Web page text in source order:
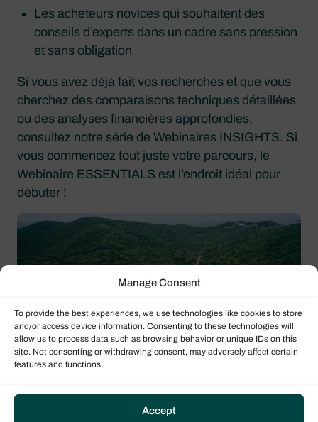
Manage Consent
To provide the best experiences, we use technologies like cookies to store
and/or access device information. Consenting to these technologies will
allow us to process data such as browsing behavior or unique IDs on this
site. Not consenting or withdrawing consent, may adversely affect certain
features and functions.
Accept
Les acheteurs novices qui souhaitent des
conseils d’experts dans un cadre sans pression
et sans obligation
Si vous avez déjà fait vos recherches et que vous
cherchez des comparaisons techniques détaillées
ou des analyses financières approfondies,
consultez notre série de Webinaires INSIGHTS. Si
vous commencez tout juste votre parcours, le
Webinaire ESSENTIALS est l’endroit idéal pour
débuter !